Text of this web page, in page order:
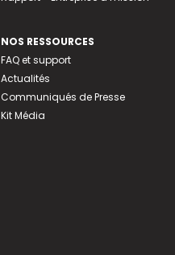
NOS RESSOURCES
FAQ et support
Actualités
Communiqués de Presse
Kit Média